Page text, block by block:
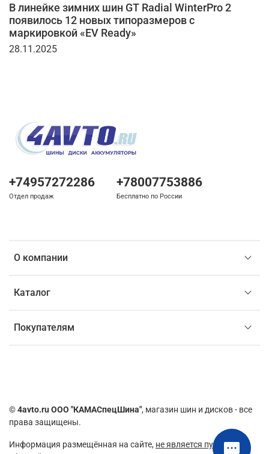
В линейке зимних шин GT Radial WinterPro 2
появилось 12 новых типоразмеров с
маркировкой «EV Ready»
28.11.2025
О компании
Каталог
Покупателям
+74957272286
Отдел продаж
+78007753886
Бесплатно по России
©4avto.ru ООО "КАМАСпецШина", магазин шин и дисков - все
права защищены.
Информация размещённая на сайте, не является публичной